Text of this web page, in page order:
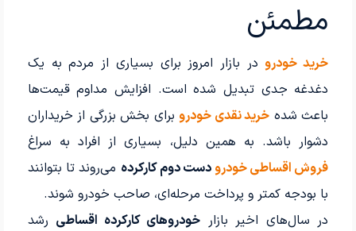
مطمئن
خرید خودرودر بازار امروز برای بسیاری از مردم به یک
دغدغه جدی تبدیل شده است. افزایش مداوم قیمت‌ها
باعث شده خرید نقدی خودروبرای بخش بزرگی از خریداران
دشوار باشد. به همین دلیل، بسیاری از افراد به سراغ
فروش اقساطی خودرودست دوم کارکرده می‌روند تا بتوانند
با بودجه کمتر و پرداخت مرحله‌ای، صاحب خودرو شوند.
در سال‌های اخیر بازار خودروهای کارکرده اقساطی رشد